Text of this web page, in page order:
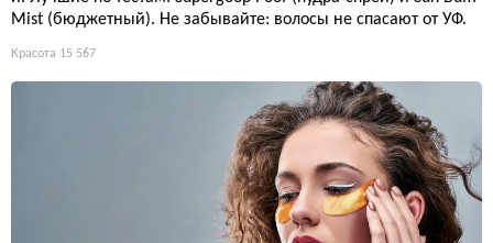
Mist (бюджетный). Не забывайте: волосы не спасают от УФ.
Красота 15 567